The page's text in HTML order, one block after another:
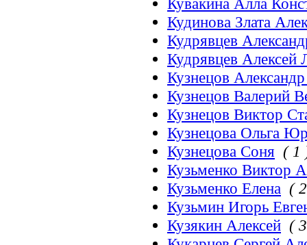
Кудинова Злата
Кудрявцев
Кудрявцев Алексей
Кузнецов
Кузнецов Валерий
Кузнецов Виктор
Кузнецова Ольга
Кузнецова Соня ( 1
Кузьменко Виктор
Кузьменко Елена (
Кузьмин Игорь
Кузякин Алексей (